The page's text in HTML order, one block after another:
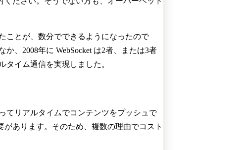
ことが、数分でできるようになったので
、2008年に WebSocket は2者、または3者
タイム通信を実現しました。
てリアルタイムでコンテンツをプッシュで
あります。そのため、複数の理由でコスト